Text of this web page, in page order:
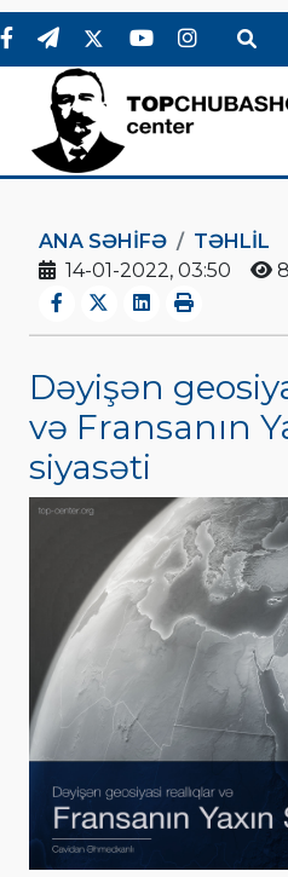
ANA SƏHIFƏ
TƏHLİL
14-01-2022, 03:50
Dəyişən
və Fransanın
siyasəti